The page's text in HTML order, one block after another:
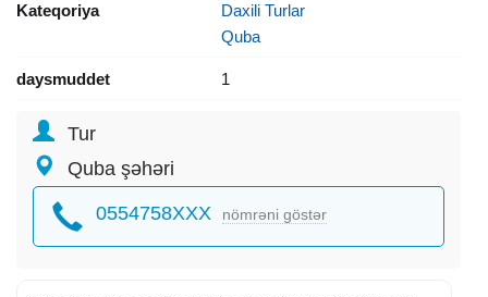
Kateqoriya
Daxili Turlar
Quba
daysmuddet 1
Tur
Quba şəhəri
0554758XXX nömrəni göstər